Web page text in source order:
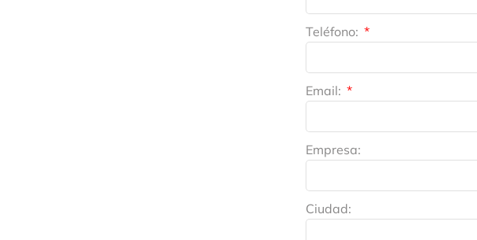
Teléfono:
Email:
Empresa:
Ciudad: